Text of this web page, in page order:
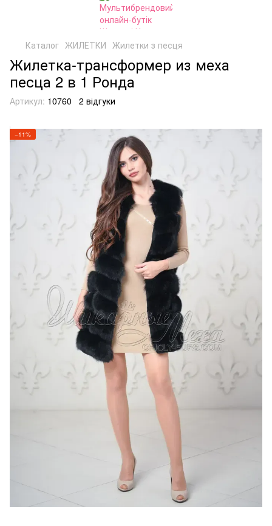
Каталог ЖИЛЕТКИ Жилетки з песця
Жилетка-трансформер из меха
песца 2 в 1 Ронда
Артикул: 10760 2 відгуки
−11%